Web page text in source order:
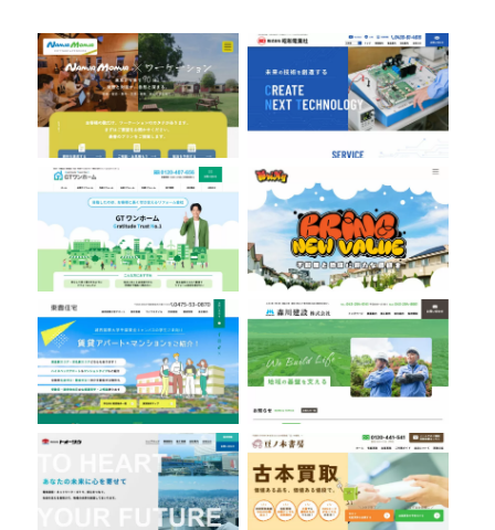
株式会社GTワンホーム 株式会社Bring
有限会社東豊住宅 森川建設株式会社
株式会社トオーツウ 豆ノ木書房
ちばみどり農業協同組合 鈴木土建株式会社